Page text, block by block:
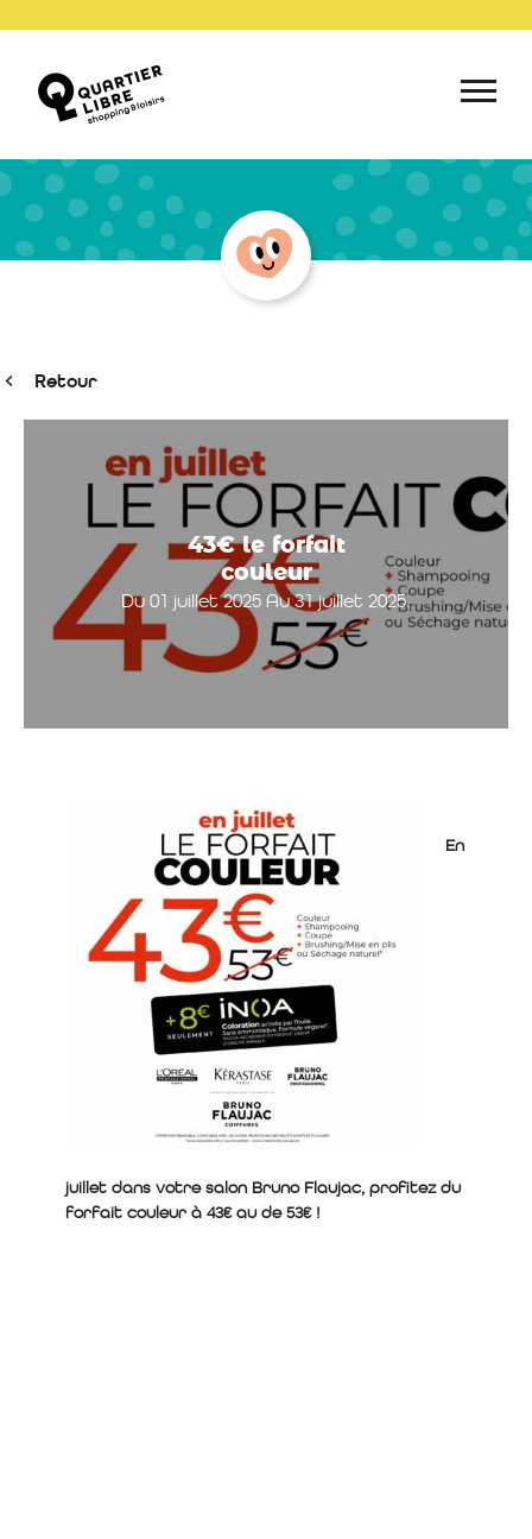
Retour
43€ le forfait
couleur
Du 01 juillet 2025 Au 31 juillet 2025.
En
juillet dans votre salon Bruno Flaujac, profitez du
forfait couleur à 43€ au de 53€ !